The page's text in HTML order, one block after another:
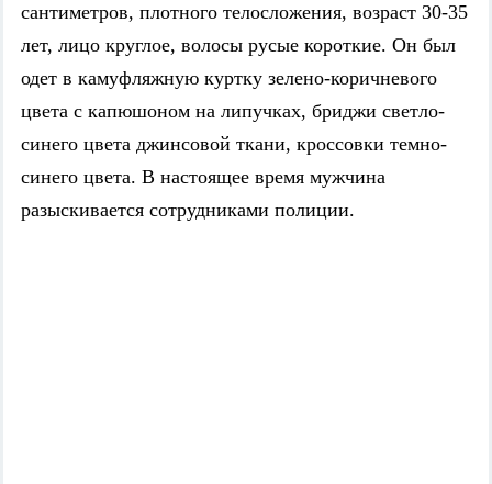
сантиметров, плотного телосложения, возраст 30-35
лет, лицо круглое, волосы русые короткие. Он был
одет в камуфляжную куртку зелено-коричневого
цвета с капюшоном на липучках, бриджи светло-
синего цвета джинсовой ткани, кроссовки темно-
синего цвета. В настоящее время мужчина
разыскивается сотрудниками полиции.